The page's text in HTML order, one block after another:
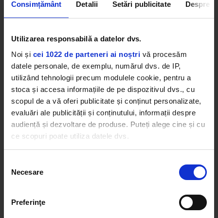
Consimțământ Detalii Setări publicitate Despre
Utilizarea responsabilă a datelor dvs.
Noi și cei 1022 de parteneri ai noștri vă procesăm
datele personale, de exemplu, numărul dvs. de IP,
utilizând tehnologii precum modulele cookie, pentru a
stoca și accesa informațiile de pe dispozitivul dvs., cu
scopul de a vă oferi publicitate și conținut personalizate,
evaluări ale publicității și conținutului, informații despre
audiență și dezvoltare de produse. Puteți alege cine și cu
ce scopuri poate utiliza datele dvs.
Să colectăm informațiile cu privire la locația dvs.
Să vă identificăm dispozitivul scanândul-l în mod
activ după caracteristici specifice (amprentare)
consimțământului
Necesare
Preferinţe
ipocrit! Sunt parte din problemă!”
Un moment extrem de amuzant a fost la final,
când Robbie a întrebat-o pe Ana Moga cât timp îi
ia să-și facă părul, iar răspunsul l-a surprins și l-a
făcut să trimită și un mesaj mai mult sau mai
puțin direct pentru soția sa.
Williams pentru Kiss Fm România: